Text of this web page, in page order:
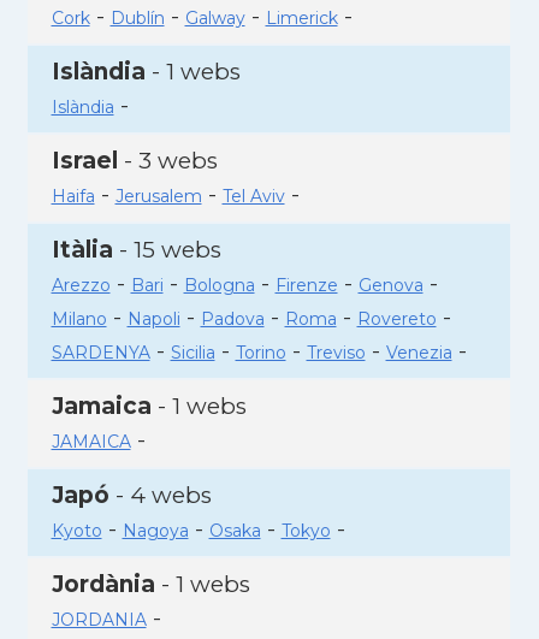
Cork- Dublín - Galway- Limerick-
Islàndia - 1 webs
Islàndia -
Israel - 3 webs
Haifa - Jerusalem - Tel Aviv-
Itàlia - 15 webs
Arezzo - Bari - Bologna - Firenze - Genova -
Milano - Napoli - Padova - Roma - Rovereto -
SARDENYA- Sicilia - Torino - Treviso - Venezia -
Jamaica - 1 webs
JAMAICA-
Japó - 4 webs
Kyoto - Nagoya - Osaka - Tokyo -
Jordània - 1 webs
JORDANIA-